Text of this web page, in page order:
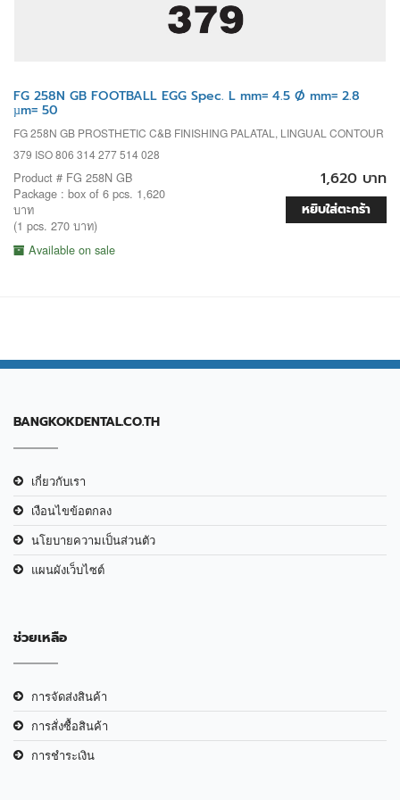
FG 258N GB FOOTBALL EGG Spec. L mm= 4.5 Ø mm= 2.8
µm= 50
FG 258N GB PROSTHETIC C&B FINISHING PALATAL, LINGUAL CONTOUR
379 ISO 806 314 277 514 028
Product # FG 258N GB
Package : box of 6 pcs. 1,620
บาท
(1 pcs. 270 บาท)
Available on sale
1,620 บาท
หยิบใส่ตะกร้า
BANGKOKDENTAL.CO.TH
เกี่ยวกับเรา
เงือนไขข้อตกลง
นโยบายความเป็นส่วนตัว
แผนผังเว็บไซต์
ช่วยเหลือ
การจัดส่งสินค้า
การสั่งซื้อสินค้า
การชำระเงิน